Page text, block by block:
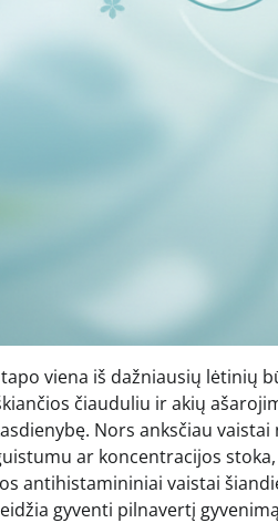
viena iš dažniausių lėtinių
čiauduliu ir akių
Nors anksčiau
ar koncentracijos
antihistamininiai vaistai
gyventi pilnavertį